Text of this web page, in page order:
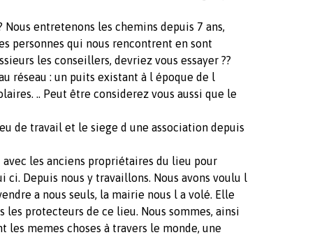
entretenons les chemins depuis 7 ans,
personnes qui nous rencontrent en sont
les conseillers, devriez vous essayer ??
réseau : un puits existant à l époque de l
.. Peut être considerez vous aussi que le
de travail et le siege d une association depuis
avec les anciens propriétaires du lieu pour
Depuis nous y travaillons. Nous avons voulu l
a nous seuls, la mairie nous l a volé. Elle
les protecteurs de ce lieu. Nous sommes, ainsi
les memes choses à travers le monde, une